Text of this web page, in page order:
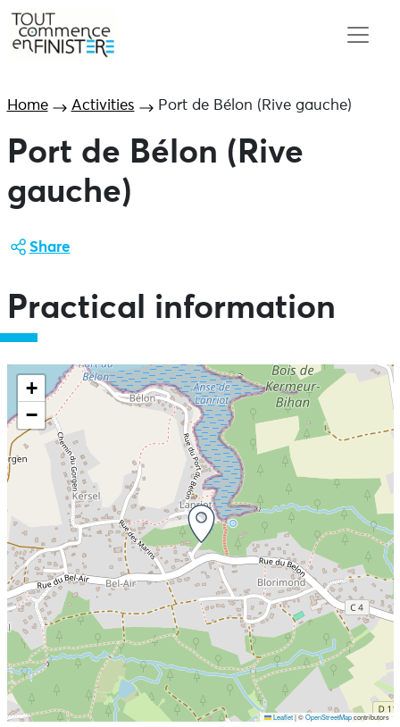
Home Activities Port de Bélon (Rive gauche)
Port de Bélon (Rive
gauche)
Share
Practical information
+
−
Leaflet |©OpenStreetMapcontributors